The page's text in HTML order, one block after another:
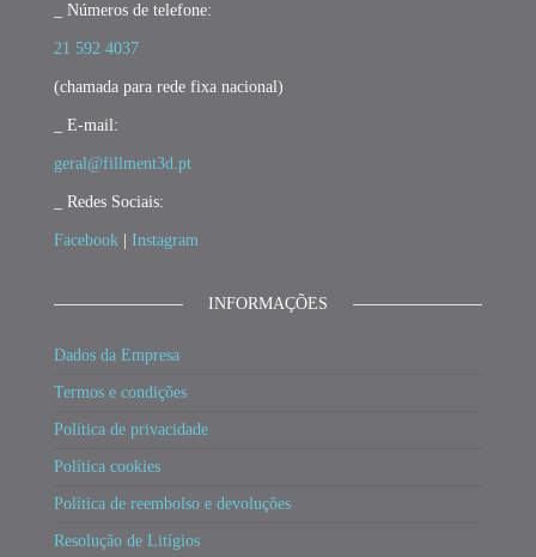
_ Números de telefone:
21 592 4037
(chamada para rede fixa nacional)
_ E-mail:
geral@fillment3d.pt
_ Redes Sociais:
Facebook Instagram
INFORMAÇÕES
Dados da Empresa
Termos e condições
Política de privacidade
Política cookies
Política de reembolso e devoluções
Resolução de Litígios